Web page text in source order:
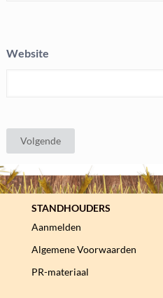
Website
STANDHOUDERS
Aanmelden
Algemene Voorwaarden
PR-materiaal